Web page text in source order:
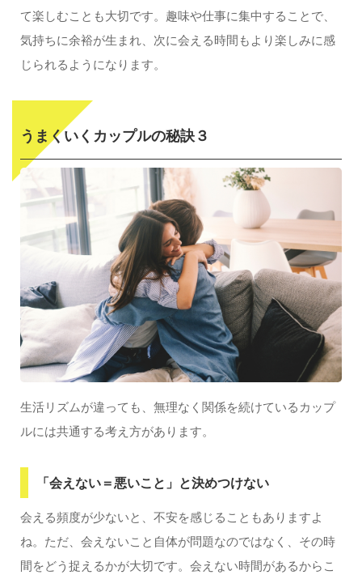
て楽しむことも大切です。趣味や仕事に集中することで、
気持ちに余裕が生まれ、次に会える時間もより楽しみに感
じられるようになります。
うまくいくカップルの秘訣３
生活リズムが違っても、無理なく関係を続けているカップ
ルには共通する考え方があります。
「会えない＝悪いこと」と決めつけない
会える頻度が少ないと、不安を感じることもありますよ
ね。ただ、会えないこと自体が問題なのではなく、その時
間をどう捉えるかが大切です。会えない時間があるからこ